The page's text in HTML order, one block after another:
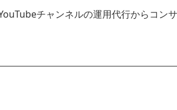
チャンネルの運用代行からコン